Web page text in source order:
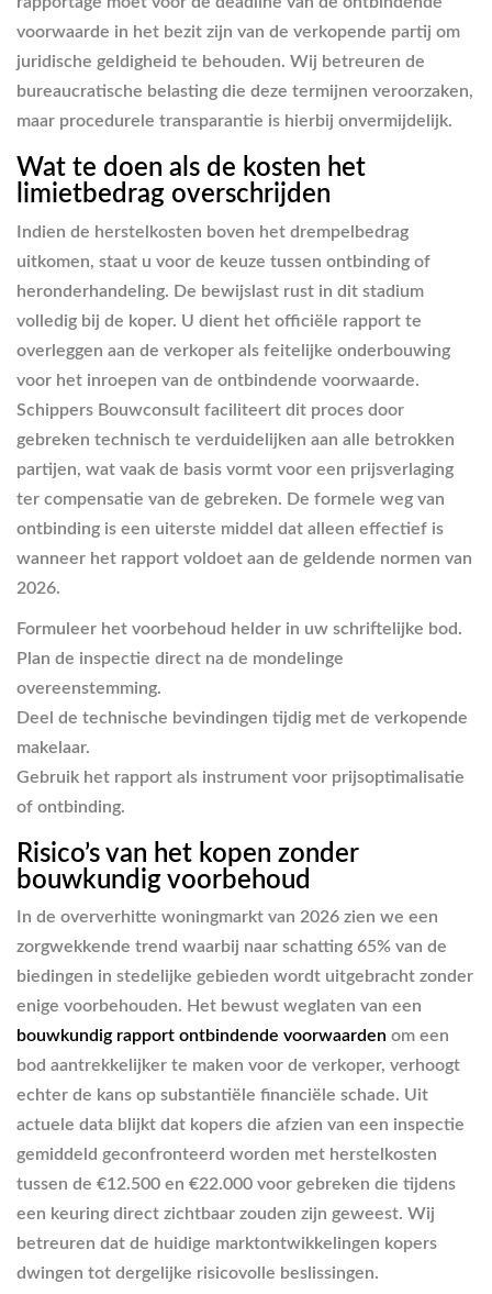
voorwaarde in het bezit zijn van de verkopende partij om
juridische geldigheid te behouden. Wij betreuren de
bureaucratische belasting die deze termijnen veroorzaken,
maar procedurele transparantie is hierbij onvermijdelijk.
Wat te doen als de kosten het
limietbedrag overschrijden
Indien de herstelkosten boven het drempelbedrag
uitkomen, staat u voor de keuze tussen ontbinding of
heronderhandeling. De bewijslast rust in dit stadium
volledig bij de koper. U dient het officiële rapport te
overleggen aan de verkoper als feitelijke onderbouwing
voor het inroepen van de ontbindende voorwaarde.
Schippers Bouwconsult faciliteert dit proces door
gebreken technisch te verduidelijken aan alle betrokken
partijen, wat vaak de basis vormt voor een prijsverlaging
ter compensatie van de gebreken. De formele weg van
ontbinding is een uiterste middel dat alleen effectief is
wanneer het rapport voldoet aan de geldende normen van
2026.
Formuleer het voorbehoud helder in uw schriftelijke bod.
Plan de inspectie direct na de mondelinge
overeenstemming.
Deel de technische bevindingen tijdig met de verkopende
makelaar.
Gebruik het rapport als instrument voor prijsoptimalisatie
of ontbinding.
Risico’s van het kopen zonder
bouwkundig voorbehoud
In de oververhitte woningmarkt van 2026 zien we een
zorgwekkende trend waarbij naar schatting 65% van de
biedingen in stedelijke gebieden wordt uitgebracht zonder
enige voorbehouden. Het bewust weglaten van een
bouwkundig rapport ontbindende voorwaarden om een
bod aantrekkelijker te maken voor de verkoper, verhoogt
echter de kans op substantiële financiële schade. Uit
actuele data blijkt dat kopers die afzien van een inspectie
gemiddeld geconfronteerd worden met herstelkosten
tussen de €12.500 en €22.000 voor gebreken die tijdens
een keuring direct zichtbaar zouden zijn geweest. Wij
betreuren dat de huidige marktontwikkelingen kopers
dwingen tot dergelijke risicovolle beslissingen.